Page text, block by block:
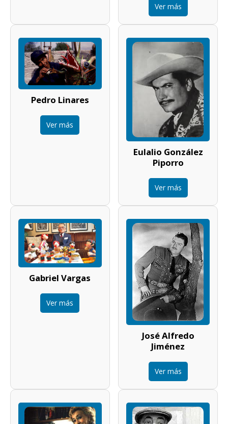
Ver más
Pedro Linares
Ver más
Eulalio González
Piporro
Ver más
Gabriel Vargas
Ver más
José Alfredo
Jiménez
Ver más